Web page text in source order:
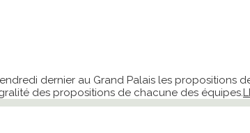
dernier au Grand Palais les propositions
des propositions de chacune des équipes.